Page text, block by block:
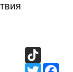
Twitter